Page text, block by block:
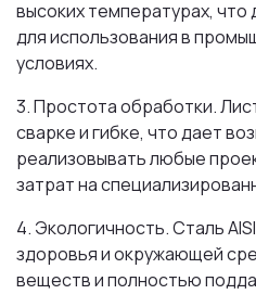
высоких температурах,
для использования в
условиях.
3. Простота обработки.
сварке и гибке, что дает
реализовывать любые
затрат на
4. Экологичность. Сталь
здоровья и окружающей
веществ и полностью